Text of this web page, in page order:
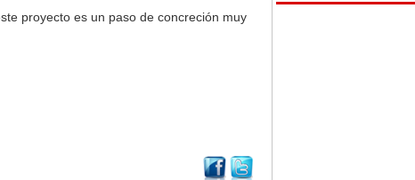
proyecto es un paso de concreción muy